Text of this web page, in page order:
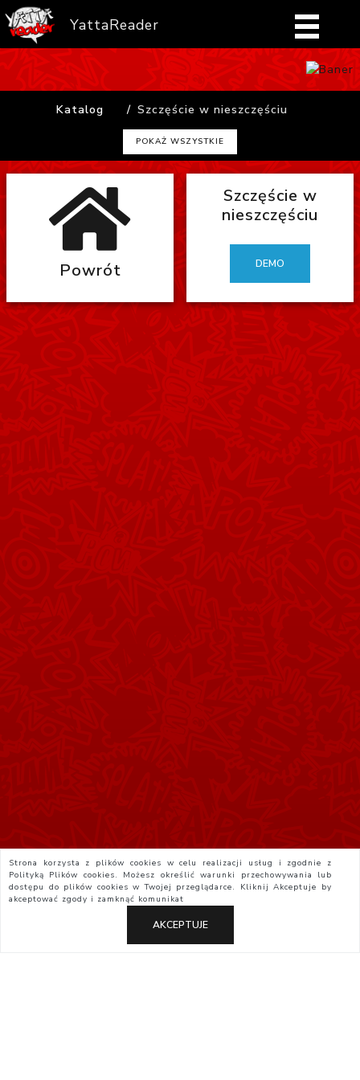
YattaReader
Pobierz
Mangi
Zaloguj się
Katalog Szczęście w nieszczęściu
POKAŻ WSZYSTKIE
Powrót
Szczęście w
nieszczęściu
DEMO
Strona korzysta z plików cookies w celu realizacji usług i zgodnie z
Polityką Plików cookies. Możesz określić warunki przechowywania lub
dostępu do plików cookies w Twojej przeglądarce. KliknijAkceptuje by
akceptować zgody i zamknąć komunikat
AKCEPTUJE